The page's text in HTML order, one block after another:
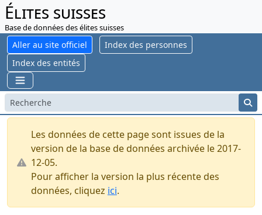
Élites suisses
Base de données des élites suisses
Aller au site officiel
Index des personnes
Index des entités
Les données de cette page sont issues de la
version de la base de données archivée le 2017-
12-05.
Pour afficher la version la plus récente des
données, cliquez ici.